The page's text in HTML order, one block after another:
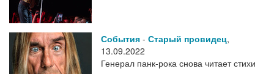
События - Старый провидец,
13.09.2022
Генерал панк-рока снова читает стихи